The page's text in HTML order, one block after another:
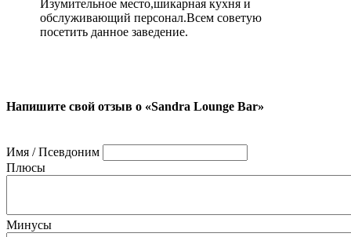
Изумительное место,шикарная кухня и
обслуживающий персонал.Всем советую
посетить данное заведение.
Напишите свой отзыв о «Sandra Lounge Bar»
Имя / Псевдоним
Плюсы
Минусы